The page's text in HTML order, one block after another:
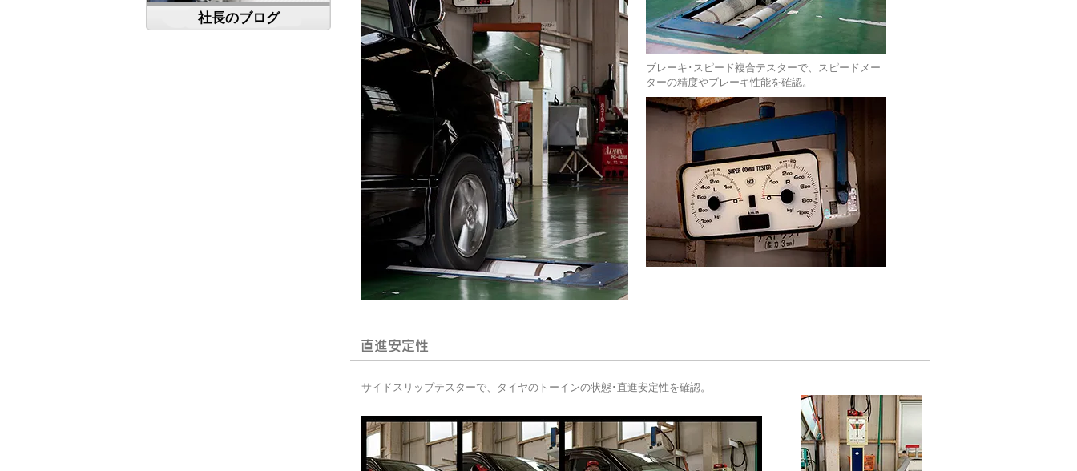
社長のブログ
ブレーキ･スピード複合テスターで、スピードメー
ターの精度やブレーキ性能を確認。
直進安定性
サイドスリップテスターで、タイヤのトーインの状態･直進安定性を確認。